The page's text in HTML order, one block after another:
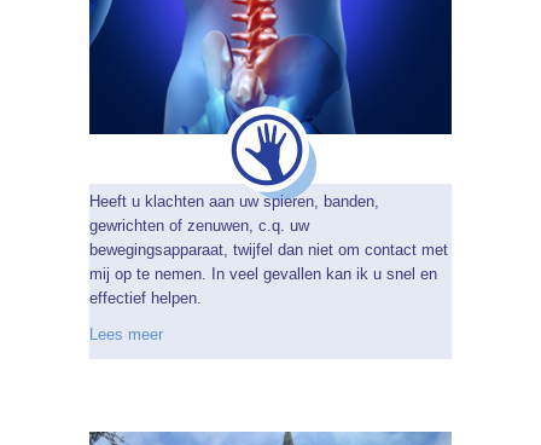
Heeft u klachten aan uw spieren, banden,
gewrichten of zenuwen, c.q. uw
bewegingsapparaat, twijfel dan niet om contact met
mij op te nemen. In veel gevallen kan ik u snel en
effectief helpen.
Lees meer